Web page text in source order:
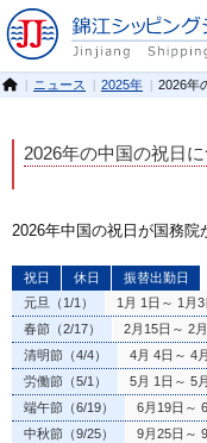
ニュース 2025年 2026年
2026年の中国の祝日
2026年中国の祝日が国務院
祝日 休日
振替出勤日
元旦（1/1）
1月 1日～ 1月3
春節（2/17）
2月15日～ 2
清明節（4/4）
4月 4日～ 4
労働節（5/1）
5月 1日～ 5
端午節（6/19）
6月19日～
中秋節（9/25）
9月25日～